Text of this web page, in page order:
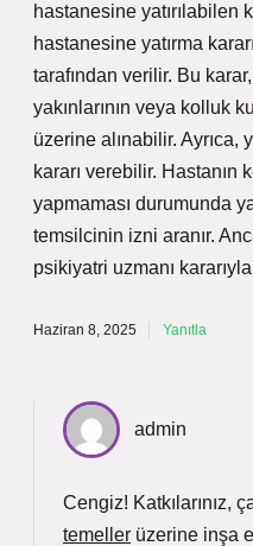
hastanesine yatırılabilen
hastanesine yatırma
tarafından verilir. Bu
yakınlarının veya kolluk
üzerine alınabilir. Ayrıca,
kararı verebilir. Hastanın
yapmaması durumunda
temsilcinin izni aranır.
psikiyatri uzmanı
Haziran 8, 2025 Yanıtla
admin
Cengiz! Katkılarınız,
temeller üzerine inşa